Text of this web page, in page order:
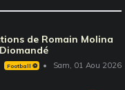
de Romain Molina
Football ⚽️ Sam, 01 Aou 2026